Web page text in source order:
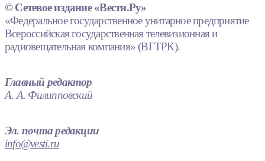
© Сетевое издание «Вести.Ру»
«Федеральное государственное унитарное предприятие
Всероссийская государственная телевизионная и
радиовещательная компания» (ВГТРК).
Главный редактор
А. А. Филипповский
Эл. почта редакции
info@vesti.ru